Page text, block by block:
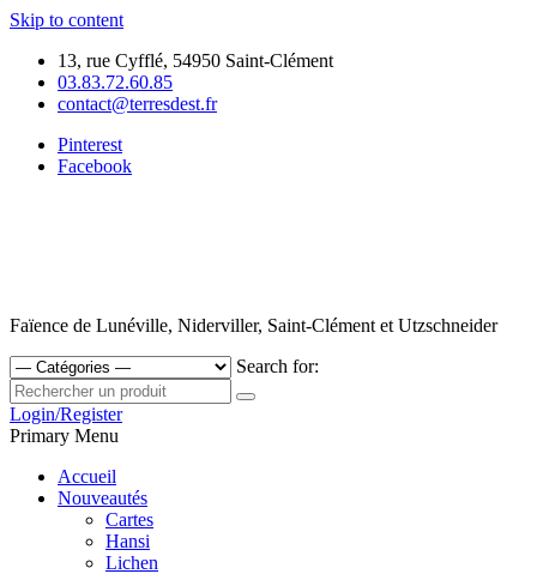
Skip to content
13, rue Cyfflé, 54950 Saint-Clément
03.83.72.60.85
contact@terresdest.fr
Pinterest
Facebook
Faïence de Lunéville, Niderviller, Saint-Clément et Utzschneider
Search for:
Login/Register
Primary Menu
Accueil
Nouveautés
Cartes
Hansi
Lichen